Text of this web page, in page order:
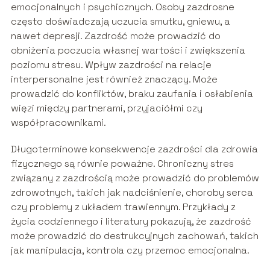
emocjonalnych i psychicznych. Osoby zazdrosne
często doświadczają uczucia smutku, gniewu, a
nawet depresji. Zazdrość może prowadzić do
obniżenia poczucia własnej wartości i zwiększenia
poziomu stresu. Wpływ zazdrości na relacje
interpersonalne jest również znaczący. Może
prowadzić do konfliktów, braku zaufania i osłabienia
więzi między partnerami, przyjaciółmi czy
współpracownikami.
Długoterminowe konsekwencje zazdrości dla zdrowia
fizycznego są równie poważne. Chroniczny stres
związany z zazdrością może prowadzić do problemów
zdrowotnych, takich jak nadciśnienie, choroby serca
czy problemy z układem trawiennym. Przykłady z
życia codziennego i literatury pokazują, że zazdrość
może prowadzić do destrukcyjnych zachowań, takich
jak manipulacja, kontrola czy przemoc emocjonalna.